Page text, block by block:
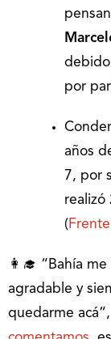
debido
por
años
7, por
realizó
(
👩‍🎓 “Bahía
agradable y
quedarme acá”,